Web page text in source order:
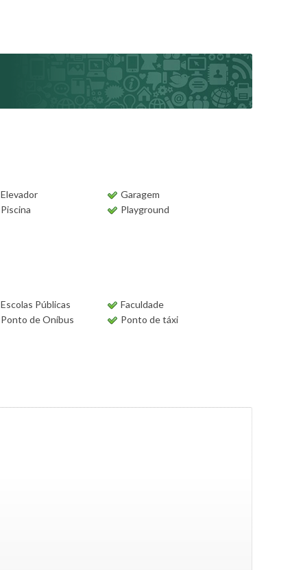
Elevador
Garagem
Piscina
Playground
Escolas Públicas
Faculdade
Ponto de Oníbus
Ponto de táxi